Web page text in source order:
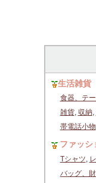
生活雑貨
食器、テ
雑貨, 収納,
帯電話小物
ファッシ
Tシャツ,
バッグ、